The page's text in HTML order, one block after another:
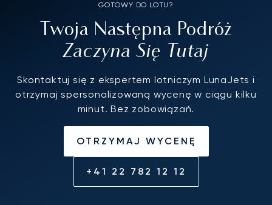
GOTOWY DO LOTU?
Twoja Następna Podróż
Zaczyna Się Tutaj
Skontaktuj się z ekspertem lotniczym LunaJets i
otrzymaj spersonalizowaną wycenę w ciągu kilku
minut. Bez zobowiązań.
OTRZYMAJ WYCENĘ
+41 22 782 12 12